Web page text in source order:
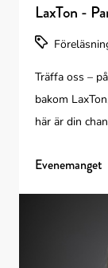
LaxTon -
Träffa oss – på riktigt
bakom
här är din
samt 20:30-
unik Paranormal
det oförklarliga (19:00-
dig rakt in i det
Evenemanget